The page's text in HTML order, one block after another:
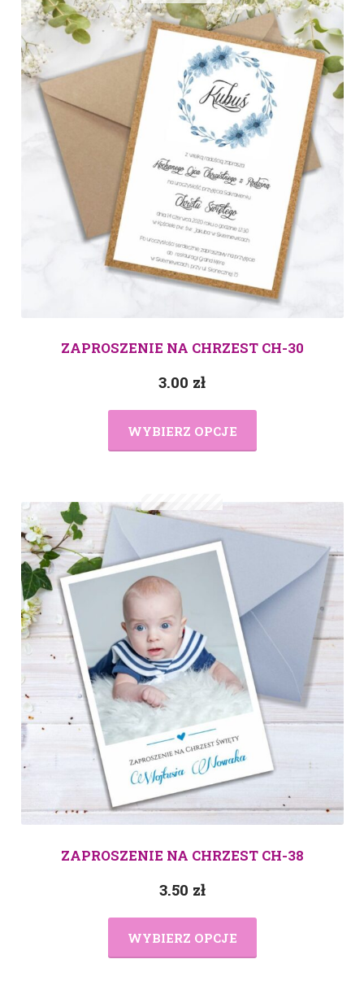
ZAPROSZENIE NA CHRZEST CH-30
3.00 zł
WYBIERZ OPCJE
ZAPROSZENIE NA CHRZEST CH-38
3.50 zł
WYBIERZ OPCJE